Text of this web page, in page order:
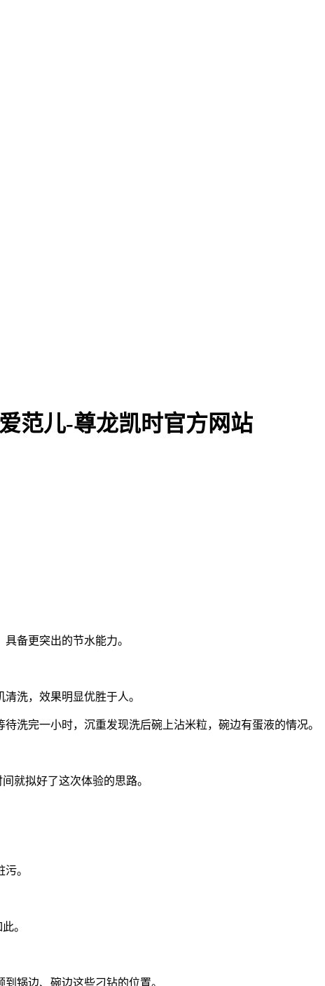
范儿-尊龙凯时官方网站
备更突出的节水能力。
洗，效果明显优胜于人。
洗完一小时，沉重发现洗后碗上沾米粒，碗边有蛋液的情况。
就拟好了这次体验的思路。
。
。
锅边、碗边这些刁钻的位置。